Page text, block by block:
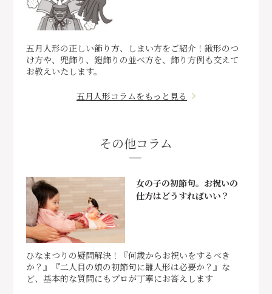
五月人形の正しい飾り方、しまい方をご紹介！鍬形のつ
け方や、兜飾り、鎧飾りの並べ方を、飾り方例も交えて
お教えいたします。
五月人形コラムをもっと見る
その他コラム
女の子の初節句。お祝いの
仕方はどうすればいい？
ひなまつりの疑問解決！『何歳からお祝いをするべき
か？』『二人目の娘の初節句に雛人形は必要か？』な
ど、基本的な質問にもプロが丁寧にお答えします